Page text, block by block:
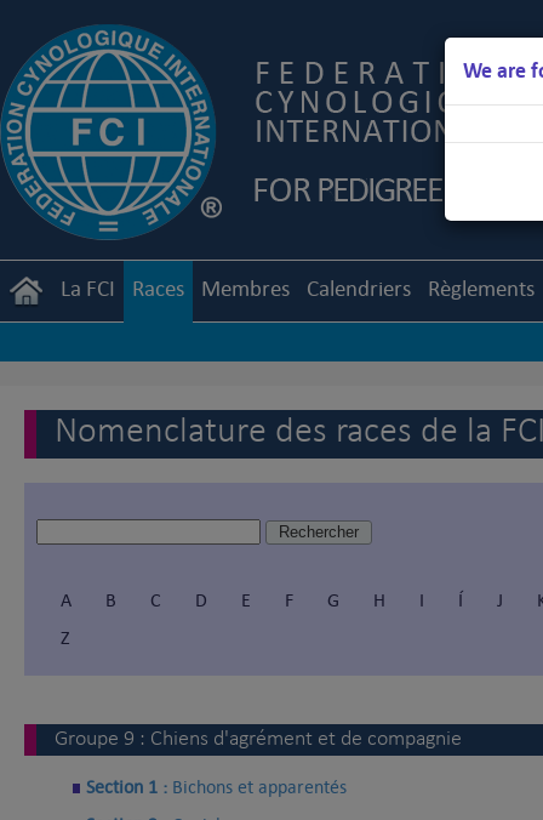
We are
La FCI Races Membres Calendriers Règlements
Nomenclature des races de la
A B C D E F G H I Í J
Z
Groupe 9 : Chiens d'agrément et de compagnie
Section 1 : Bichons et apparentés